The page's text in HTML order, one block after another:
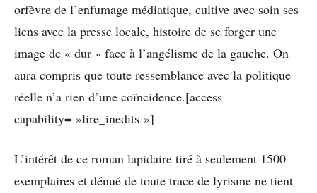
orfèvre de l’enfumage médiatique, cultive avec soin ses
liens avec la presse locale, histoire de se forger une
image de « dur » face à l’angélisme de la gauche. On
aura compris que toute ressemblance avec la politique
réelle n’a rien d’une coïncidence.[access
capability= »lire_inedits »]
L’intérêt de ce roman lapidaire tiré à seulement 1500
exemplaires et dénué de toute trace de lyrisme ne tient